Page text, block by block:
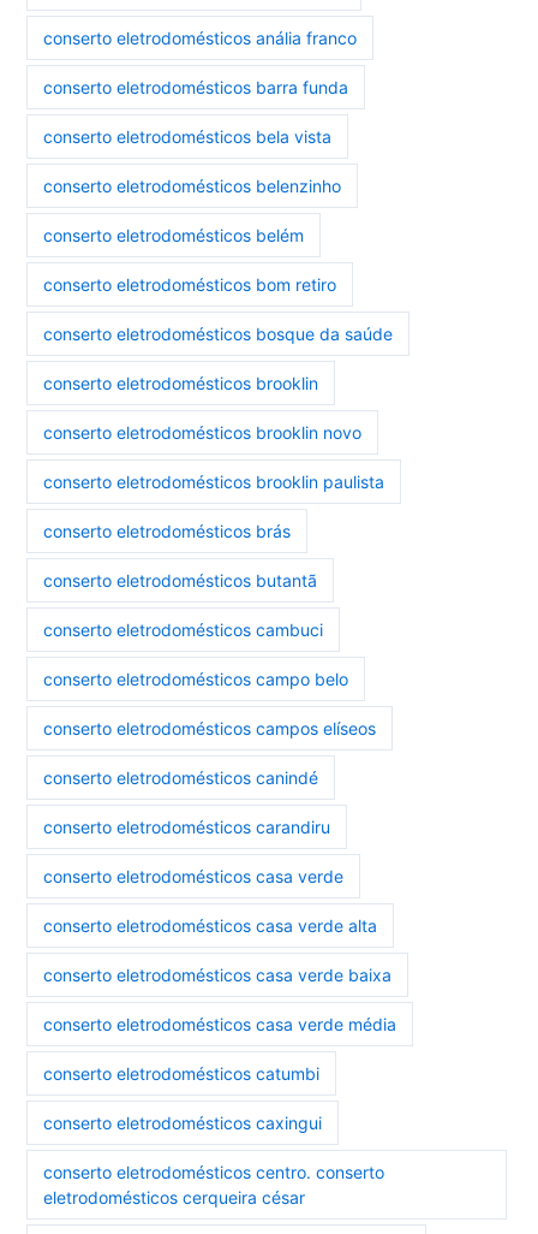
conserto eletrodomésticos anália franco
conserto eletrodomésticos barra funda
conserto eletrodomésticos bela vista
conserto eletrodomésticos belenzinho
conserto eletrodomésticos belém
conserto eletrodomésticos bom retiro
conserto eletrodomésticos bosque da saúde
conserto eletrodomésticos brooklin
conserto eletrodomésticos brooklin novo
conserto eletrodomésticos brooklin paulista
conserto eletrodomésticos brás
conserto eletrodomésticos butantã
conserto eletrodomésticos cambuci
conserto eletrodomésticos campo belo
conserto eletrodomésticos campos elíseos
conserto eletrodomésticos canindé
conserto eletrodomésticos carandiru
conserto eletrodomésticos casa verde
conserto eletrodomésticos casa verde alta
conserto eletrodomésticos casa verde baixa
conserto eletrodomésticos casa verde média
conserto eletrodomésticos catumbi
conserto eletrodomésticos caxingui
conserto eletrodomésticos centro. conserto
eletrodomésticos cerqueira césar